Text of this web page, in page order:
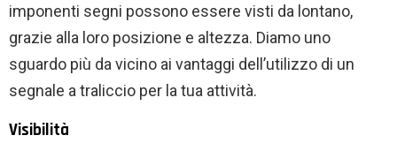
imponenti segni possono essere visti da lontano,
grazie alla loro posizione e altezza. Diamo uno
sguardo più da vicino ai vantaggi dell’utilizzo di un
segnale a traliccio per la tua attività.
Visibilità